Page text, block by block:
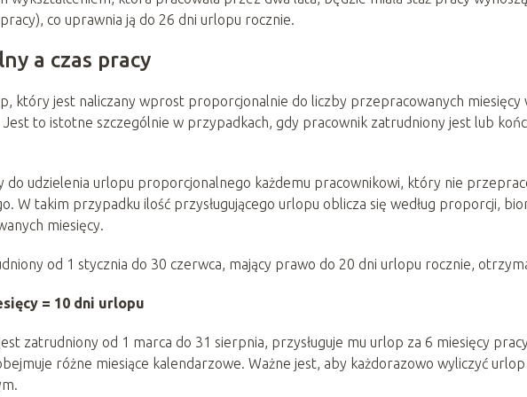
co uprawnia ją do 26 dni urlopu rocznie.
a czas pracy
który jest naliczany wprost proporcjonalnie do liczby przepracowanych miesięcy
to istotne szczególnie w przypadkach, gdy pracownik zatrudniony jest lub
do udzielenia urlopu proporcjonalnego każdemu pracownikowi, który nie
W takim przypadku ilość przysługującego urlopu oblicza się według proporcji,
miesięcy.
od 1 stycznia do 30 czerwca, mający prawo do 20 dni urlopu rocznie,
= 10 dni urlopu
zatrudniony od 1 marca do 31 sierpnia, przysługuje mu urlop za 6 miesięcy
różne miesiące kalendarzowe. Ważne jest, aby każdorazowo wyliczyć urlop